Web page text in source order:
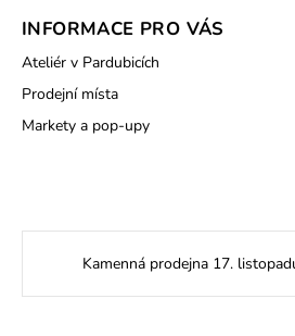
INFORMACE PRO VÁS
Ateliér v Pardubicích
Prodejní místa
Markety a pop-upy
Kamenná prodejna 17.